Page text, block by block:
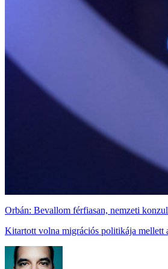
Orbán: Bevallom férfiasan, nemzeti
Kitartott volna migrációs politikája mellett